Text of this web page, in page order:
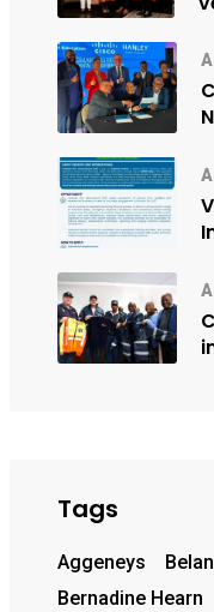
Tags
Aggeneys
Bernadine Hearn